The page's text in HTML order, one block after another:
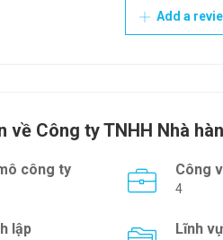
Add a
về Công ty TNHH Nhà
công ty Công
4
lập Lĩnh